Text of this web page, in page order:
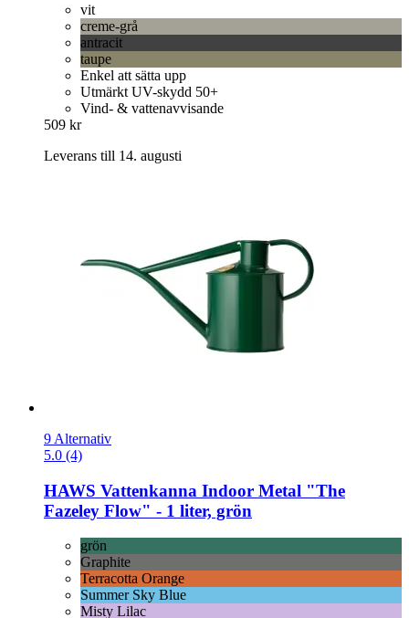
vit
creme-grå
antracit
taupe
Enkel att sätta upp
Utmärkt UV-skydd 50+
Vind- & vattenavvisande
509 kr
Leverans till 14. augusti
9 Alternativ
5.0 (4)
HAWS Vattenkanna Indoor Metal "The
Fazeley Flow" -​ 1 liter, grön
grön
Graphite
Terracotta Orange
Summer Sky Blue
Misty Lilac